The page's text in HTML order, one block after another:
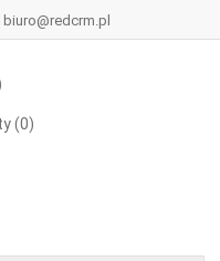
biuro@redcrm.pl
(0)